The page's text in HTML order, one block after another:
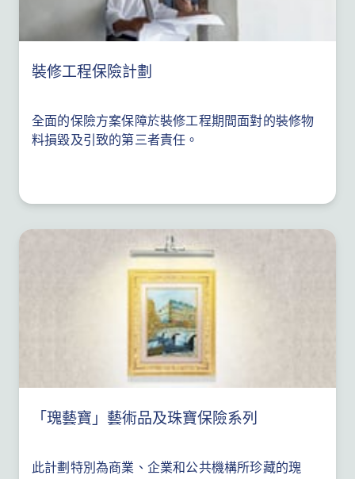
裝修工程保險計劃
全面的保險方案保障於裝修工程期間面對的裝修物
料損毀及引致的第三者責任。
「瑰藝寶」藝術品及珠寶保險系列
此計劃特別為商業、企業和公共機構所珍藏的瑰